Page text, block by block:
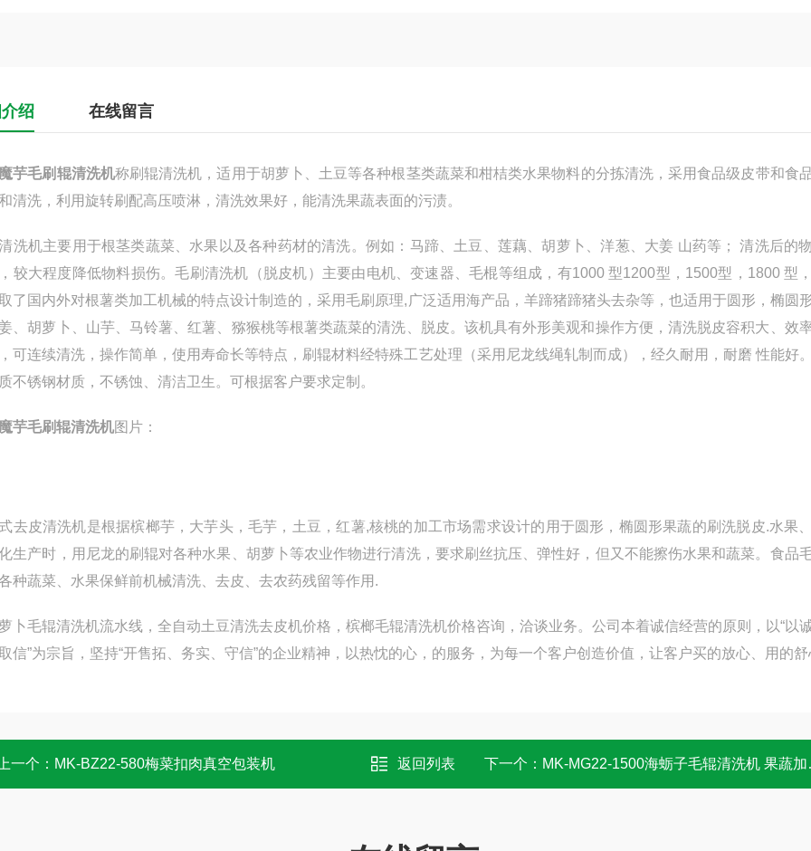
绍 在线留言
芋毛刷辊清洗机称刷辊清洗机，适用于胡萝卜、土豆等各种根茎类蔬菜和柑桔类水果物料的分拣清洗，采用食品级皮带和食
清洗，利用旋转刷配高压喷淋，清洗效果好，能清洗果蔬表面的污渍。
洗机主要用于根茎类蔬菜、水果以及各种药材的清洗。例如：马蹄、土豆、莲藕、胡萝卜、洋葱、大姜 山药等； 清洗后的
较大程度降低物料损伤。毛刷清洗机（脱皮机）主要由电机、变速器、毛棍等组成，有1000 型1200型，1500型，1800 型
了国内外对根薯类加工机械的特点设计制造的，采用毛刷原理,广泛适用海产品，羊蹄猪蹄猪头去杂等，也适用于圆形，椭圆
、胡萝卜、山芋、马铃薯、红薯、猕猴桃等根薯类蔬菜的清洗、脱皮。该机具有外形美观和操作方便，清洗脱皮容积大、效
可连续清洗，操作简单，使用寿命长等特点，刷辊材料经特殊工艺处理（采用尼龙线绳轧制而成），经久耐用，耐磨 性能好
不锈钢材质，不锈蚀、清洁卫生。可根据客户要求定制。
芋毛刷辊清洗机图片：
去皮清洗机是根据槟榔芋，大芋头，毛芋，土豆，红薯,核桃的加工市场需求设计的用于圆形，椭圆形果蔬的刷洗脱皮.水果
生产时，用尼龙的刷辊对各种水果、胡萝卜等农业作物进行清洗，要求刷丝抗压、弹性好，但又不能擦伤水果和蔬菜。食品
种蔬菜、水果保鲜前机械清洗、去皮、去农药残留等作用.
卜毛辊清洗机流水线，全自动土豆清洗去皮机价格，槟榔毛辊清洗机价格咨询，洽谈业务。公司本着诚信经营的原则，以“以
信”为宗旨，坚持“开售拓、务实、守信”的企业精神，以热忱的心，的服务，为每一个客户创造价值，让客户买的放心、用的
一个： MK-BZ22-580梅菜扣肉真空包装机 返回列表 下一个： MK-MG22-1500海蛎子毛辊清洗机 果蔬加工成套设备